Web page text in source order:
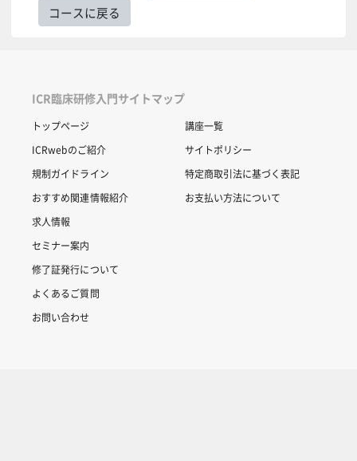
コースに戻る
ICR臨床研修入門サイトマップ
トップページ
ICRwebのご紹介
規制ガイドライン
おすすめ関連情報紹介
求人情報
セミナー案内
修了証発行について
よくあるご質問
お問い合わせ
講座一覧
サイトポリシー
特定商取引法に基づく表記
お支払い方法について